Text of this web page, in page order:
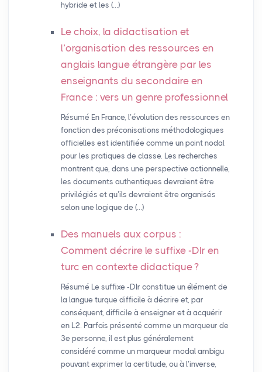
hybride et les (…)
Le choix, la didactisation et
l’organisation des ressources en
anglais langue étrangère par les
enseignants du secondaire en
France : vers un genre professionnel
Résumé En France, l’évolution des ressources en
fonction des préconisations méthodologiques
officielles est identifiée comme un point nodal
pour les pratiques de classe. Les recherches
montrent que, dans une perspective actionnelle,
les documents authentiques devraient être
privilégiés et qu’ils devraient être organisés
selon une logique de (…)
Des manuels aux corpus :
Comment décrire le suffixe -DIr en
turc en contexte didactique?
Résumé Le suffixe -DIr constitue un élément de
la langue turque difficile à décrire et, par
conséquent, difficile à enseigner et à acquérir
en L2. Parfois présenté comme un marqueur de
3e personne, il est plus généralement
considéré comme un marqueur modal ambigu
pouvant exprimer la certitude, ou à l’inverse,